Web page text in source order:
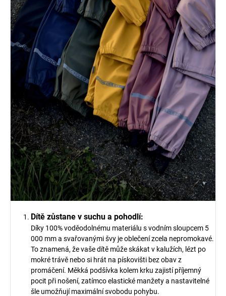
Dítě zůstane v suchu a pohodlí:
Díky 100% voděodolnému materiálu s vodním sloupcem 5
000 mm a svařovanými švy je oblečení zcela nepromokavé.
To znamená, že vaše dítě může skákat v kalužích, lézt po
mokré trávě nebo si hrát na pískovišti bez obav z
promáčení. Měkká podšívka kolem krku zajistí příjemný
pocit při nošení, zatímco elastické manžety a nastavitelné
šle umožňují maximální svobodu pohybu.